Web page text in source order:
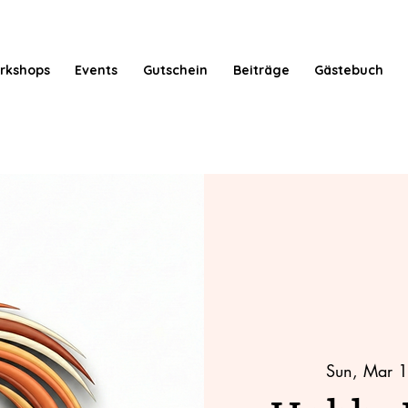
Events Gutschein Beiträge Gästebuch
Sun, Mar